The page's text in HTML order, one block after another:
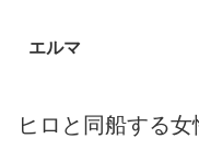
エルマ
ヒロと同船する